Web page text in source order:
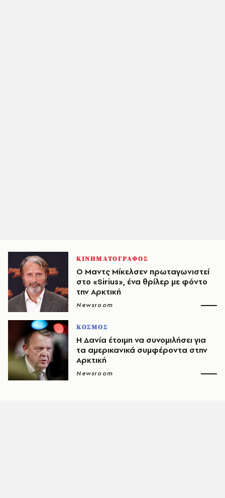
ΚΙΝΗΜΑΤΟΓΡΑΦΟΣ
Ο Μαντς Μίκελσεν πρωταγωνιστεί
στο «Sirius», ένα θρίλερ με φόντο
την Αρκτική
Newsroom
ΚΟΣΜΟΣ
Η Δανία έτοιμη να συνομιλήσει για
τα αμερικανικά συμφέροντα στην
Αρκτική
Newsroom